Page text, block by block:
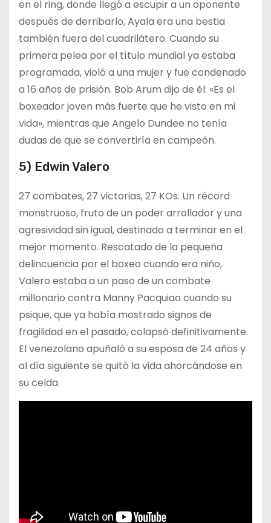
en el ring, donde llegó a escupir a un oponente
después de derribarlo, Ayala era una bestia
también fuera del cuadrilátero. Cuando su
primera pelea por el título mundial ya estaba
programada, violó a una mujer y fue condenado
a 16 años de prisión. Bob Arum dijo de él: «Es el
boxeador joven más fuerte que he visto en mi
vida», mientras que Angelo Dundee no tenía
dudas de que se convertiría en campeón.
5) Edwin Valero
27 combates, 27 victorias, 27 KOs. Un récord
monstruoso, fruto de un poder arrollador y una
agresividad sin igual, destinado a terminar en el
mejor momento. Rescatado de la pequeña
delincuencia por el boxeo cuando era niño,
Valero estaba a un paso de un combate
millonario contra Manny Pacquiao cuando su
psique, que ya había mostrado signos de
fragilidad en el pasado, colapsó definitivamente.
El venezolano apuñaló a su esposa de 24 años y
al día siguiente se quitó la vida ahorcándose en
su celda.